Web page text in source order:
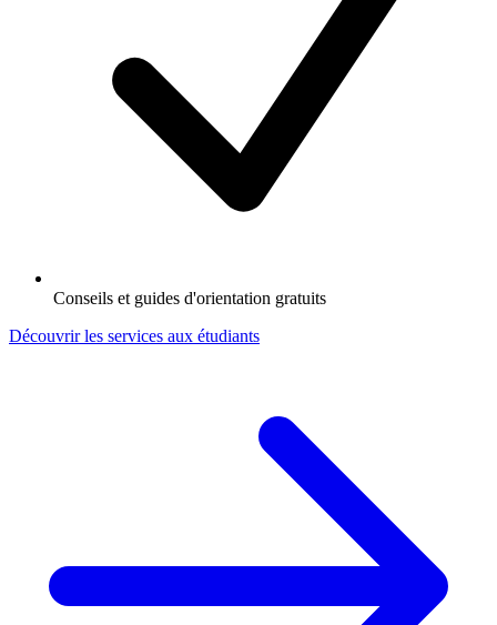
Conseils et guides d'orientation gratuits
Découvrir les services aux étudiants